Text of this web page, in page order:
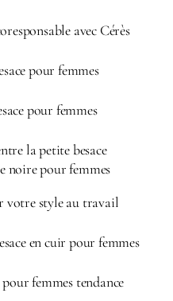
avec Cérès
pour femmes
pour femmes
la petite besace
noire pour femmes
votre style au travail
en cuir pour femmes
pour femmes tendance